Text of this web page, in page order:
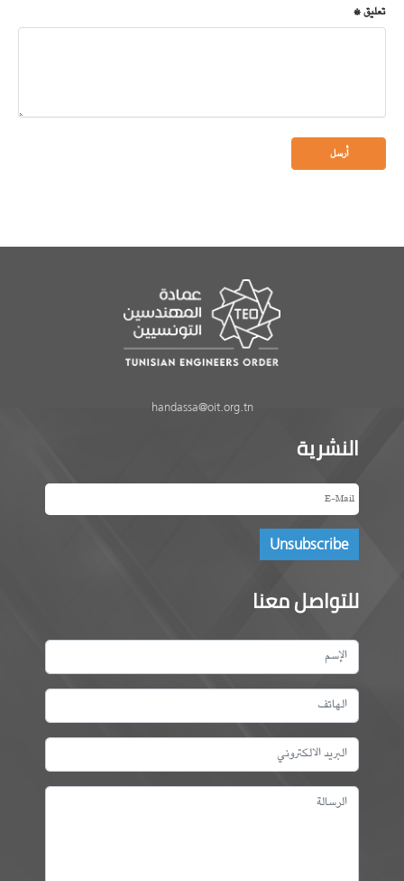
تعليق *
handassa@oit.org.tn
النشرية
للتواصل معنا